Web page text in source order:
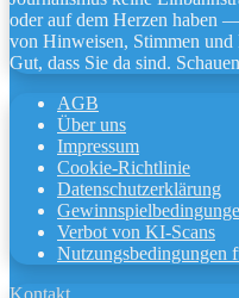
oder auf dem Herzen haben
von Hinweisen, Stimmen und
Gut, dass Sie da sind.
AGB
Über uns
Impressum
Cookie-Richtlinie
Datenschutzerklärung
Verbot von KI-Scans
Nutzungsbedingungen
Kontakt